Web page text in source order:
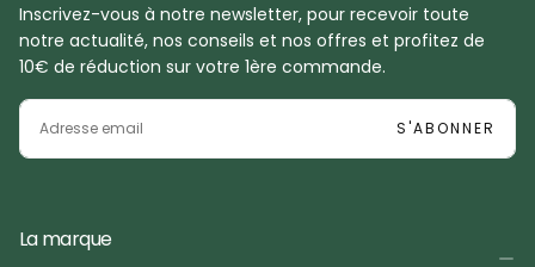
Inscrivez-vous à notre newsletter, pour recevoir toute
notre actualité, nos conseils et nos offres et profitez de
10€ de réduction sur votre 1ère commande.
EMAIL
S'ABONNER
La marque